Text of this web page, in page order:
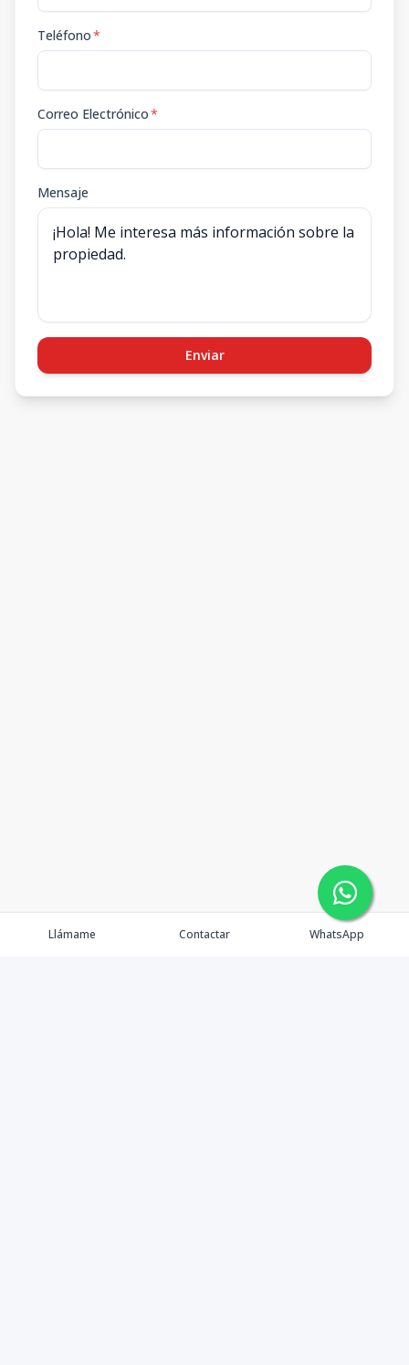
Teléfono*
Correo Electrónico*
Mensaje
Enviar
Llámame Contactar WhatsApp